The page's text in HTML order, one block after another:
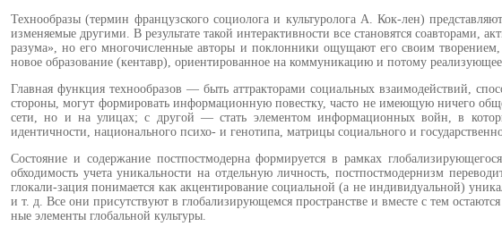
Технообразы (термин французско­го социолога и культуролога А. Кок-лен)
изменяемые другими. В результате такой интерактивности все становят­ся соавторами,
разума», но его многочисленные авторы и поклонники ощущают его своим
новое образование (кентавр), ориентиро­ванное на коммуникацию и потому реализующее
Главная функция технообразов — быть аттракторами социальных вза­имодействий,
стороны, могут формировать инфор­мационную повестку, часто не имею­щую ничего
сети, но и на улицах; с другой — стать эле­ментом информационных войн, в
идентичности, нацио­нального психо- и генотипа, матри­цы социального и
Состояние и содержание пост­постмодерна формируется в рамках
обходимость учета уникальности на отдельную личность, постпостмо­дернизм
глокали-зация понимается как акцентирование социальной (а не ин­дивидуальной)
и т. д. Все они присутствуют в глобализирующемся пространстве и вме­сте с тем
ные элементы глобальной культуры.